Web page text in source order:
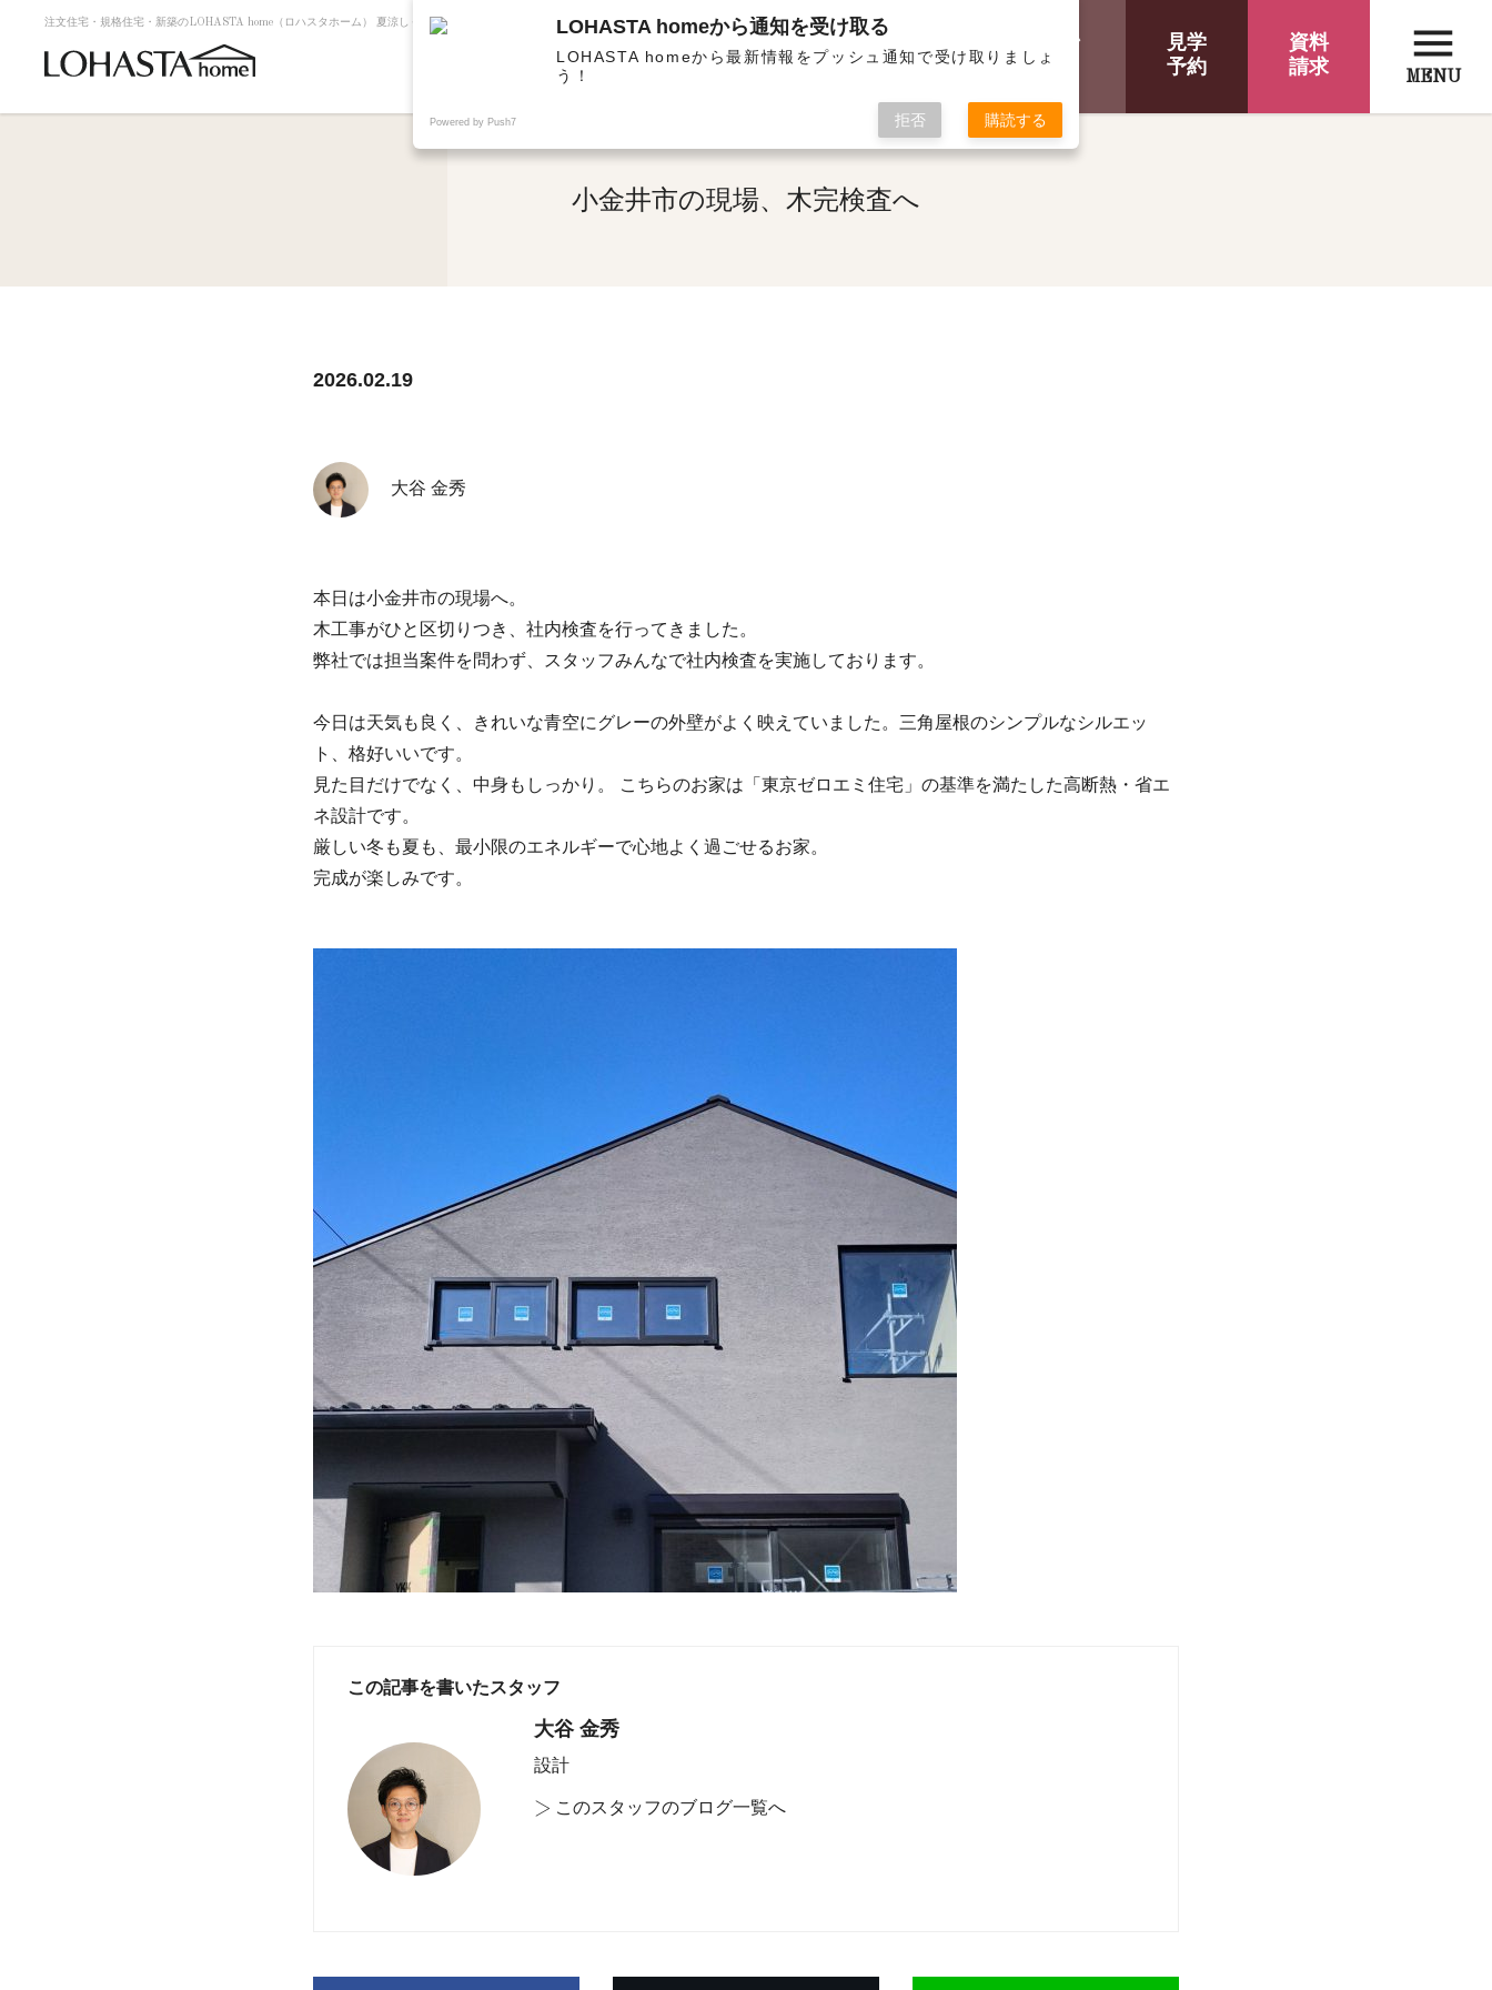
注文住宅・規格住宅・新築のLOHASTA home（ロハスタホーム） 夏涼しく冬暖かい高断熱・高気密の高性能住宅 | 小金井市の現場、木完検査へ
オンライン
相談
見学
予約
資料
請求
menu
MENU
小金井市の現場、木完検査へ
2026.02.19
大谷 金秀
本日は小金井市の現場へ。
木工事がひと区切りつき、社内検査を行ってきました。
弊社では担当案件を問わず、スタッフみんなで社内検査を実施しております。
今日は天気も良く、きれいな青空にグレーの外壁がよく映えていました。三角屋根のシンプルなシルエッ
ト、格好いいです。
見た目だけでなく、中身もしっかり。 こちらのお家は「東京ゼロエミ住宅」の基準を満たした高断熱・省エ
ネ設計です。
厳しい冬も夏も、最小限のエネルギーで心地よく過ごせるお家。
完成が楽しみです。
この記事を書いたスタッフ
大谷 金秀
設計
> このスタッフのブログ一覧へ
LOHASTA homeから通知を受け取る
LOHASTA homeから最新情報をプッシュ通知で受け取りましょ
う！
Powered by Push7 拒否 購読する